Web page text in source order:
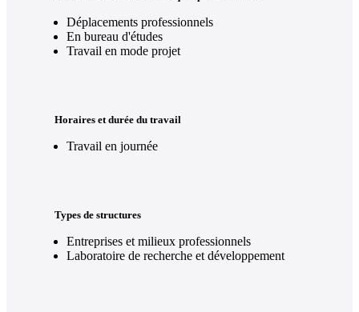
Déplacements professionnels
En bureau d'études
Travail en mode projet
Horaires et durée du travail
Travail en journée
Types de structures
Entreprises et milieux professionnels
Laboratoire de recherche et développement